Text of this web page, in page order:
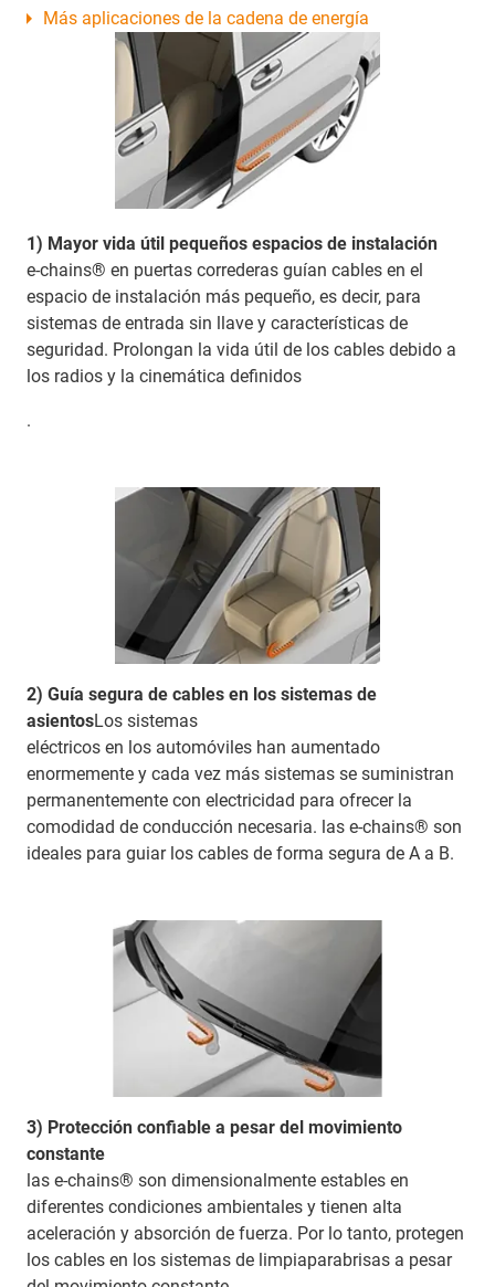
1) Mayor vida útil pequeños espacios de instalación
e-chains® en puertas correderas guían cables en el
espacio de instalación más pequeño, es decir, para
sistemas de entrada sin llave y características de
seguridad. Prolongan la vida útil de los cables debido a
los radios y la cinemática definidos
.
Más aplicaciones de la cadena de energía
2) Guía segura de cables en los sistemas de
asientosLos sistemas
eléctricos en los automóviles han aumentado
enormemente y cada vez más sistemas se suministran
permanentemente con electricidad para ofrecer la
comodidad de conducción necesaria. las e-chains® son
ideales para guiar los cables de forma segura de A a B.
3) Protección confiable a pesar del movimiento
constante
las e-chains® son dimensionalmente estables en
diferentes condiciones ambientales y tienen alta
aceleración y absorción de fuerza. Por lo tanto, protegen
los cables en los sistemas de limpiaparabrisas a pesar